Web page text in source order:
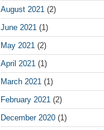
August 2021(2)
June 2021(1)
May 2021(2)
April 2021(1)
March 2021(1)
February 2021(2)
December 2020(1)